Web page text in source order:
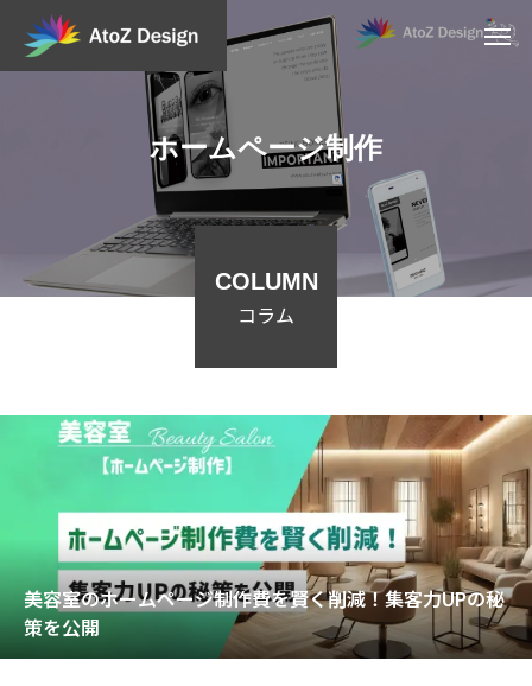
ホームページ制作
COLUMN
コラム
美容室のホームページ制作費を賢く削減！集客力UPの秘
策を公開